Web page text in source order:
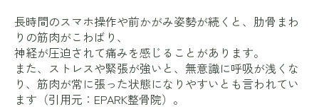
長時間のスマホ操作や前かがみ姿勢が続くと、肋骨まわ
りの筋肉がこわばり、
神経が圧迫されて痛みを感じることがあります。
また、ストレスや緊張が強いと、無意識に呼吸が浅くな
り、筋肉が常に張った状態になりやすいとも言われてい
ます（引用元： EPARK整骨院）。